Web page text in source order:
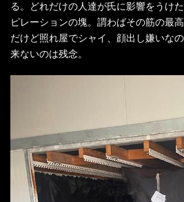
る。どれだけの人達が氏に影響をうけ
ピレーションの塊。謂わばその筋の最
だけど照れ屋でシャイ、顔出し嫌いな
来ないのは残念。